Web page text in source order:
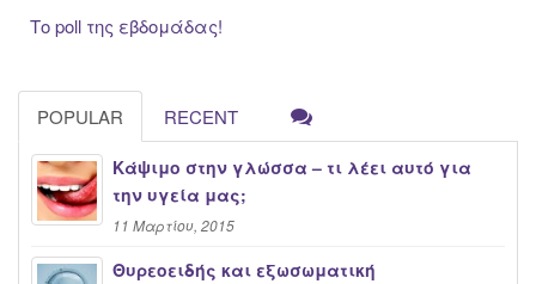
Το poll της εβδομάδας!
POPULAR RECENT
Κάψιμο στην γλώσσα – τι λέει αυτό για
την υγεία μας;
11 Μαρτίου, 2015
Θυρεοειδής και εξωσωματική